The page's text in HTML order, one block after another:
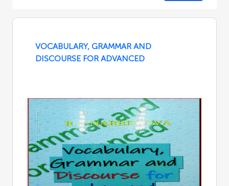
VOCABULARY, GRAMMAR AND
DISCOURSE FOR ADVANCED